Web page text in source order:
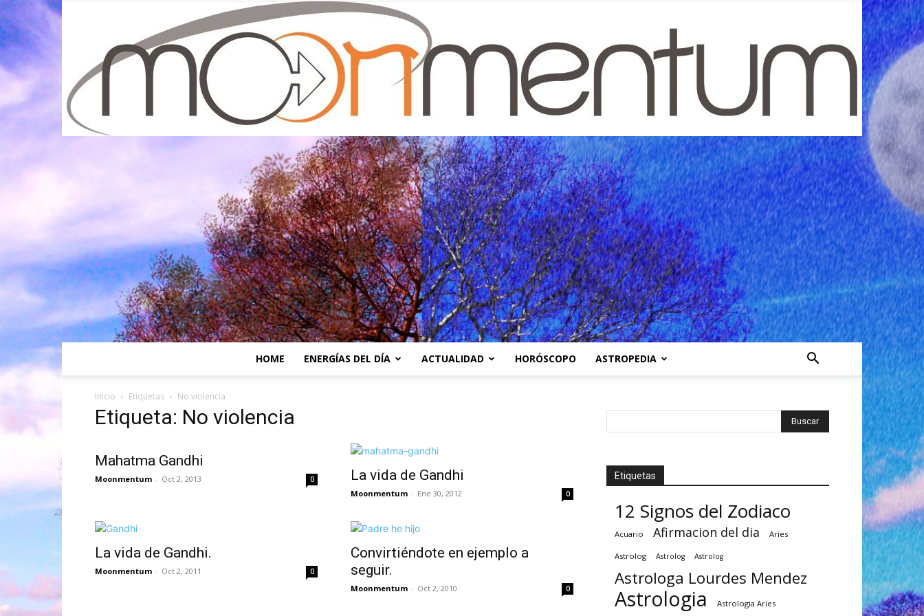
Moonmentum
HOME ENERGÍAS DEL DÍA ACTUALIDAD HORÓSCOPO ASTROPEDIA
Inicio Etiquetas No violencia
Etiqueta: No violencia
Mahatma Gandhi
Moonmentum - Oct 2, 2013 0 La vida de Gandhi
Moonmentum - Ene 30, 2012 0
La vida de Gandhi.
Moonmentum - Oct 2, 2011 0
Convirtiéndote en ejemplo a
seguir.
Moonmentum - Oct 2, 2010 0
Etiquetas
12 Signos del Zodiaco
Acuario Afirmacion del dia Aries
Astrolog Astrolog Astrolog
Astrologa Lourdes Mendez
Astrologia Astrologia Aries